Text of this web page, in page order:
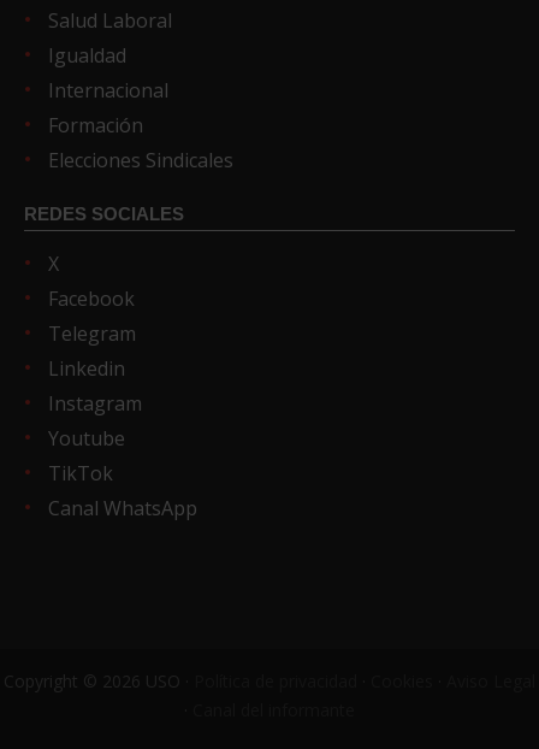
Salud Laboral
Igualdad
Internacional
Formación
Elecciones Sindicales
REDES SOCIALES
X
Facebook
Telegram
Linkedin
Instagram
Youtube
TikTok
Canal WhatsApp
Copyright © 2026 USO ·